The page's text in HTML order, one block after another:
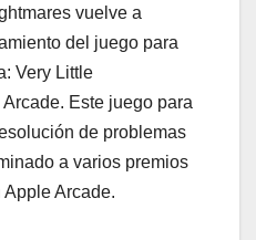
vuelve a
del juego para
Very Little
Este juego para
de problemas
a varios premios
Arcade.